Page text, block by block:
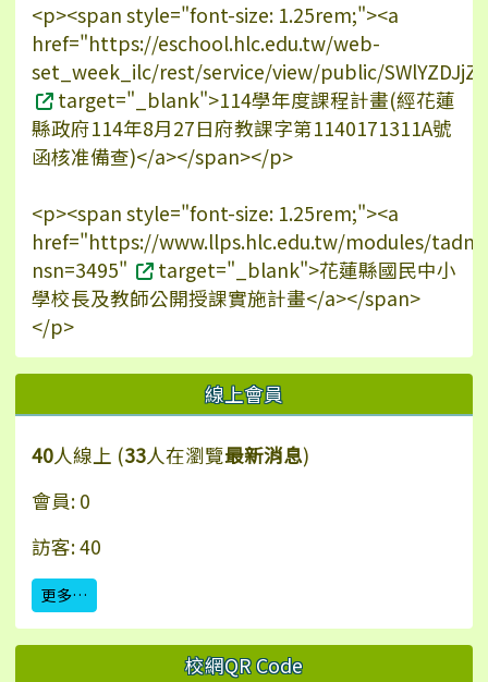
<p><span style="font-size: 1.25rem;"><a
href="https://eschool.hlc.edu.tw/web-
set_week_ilc/rest/service/view/public/
target="_blank">114學年度課程計畫(經花蓮
縣政府114年8月27日府教課字第1140171311A號
函核准備查)</a></span></p>
<p><span style="font-size: 1.25rem;"><a
href="https://www.llps.hlc.edu.tw/modules/
nsn=3495"
target="_blank">花蓮縣國民中小
學校長及教師公開授課實施計畫</a></span>
</p>
線上會員
40人線上 (33人在瀏覽最新消息)
會員: 0
訪客: 40
更多…
校網QR Code